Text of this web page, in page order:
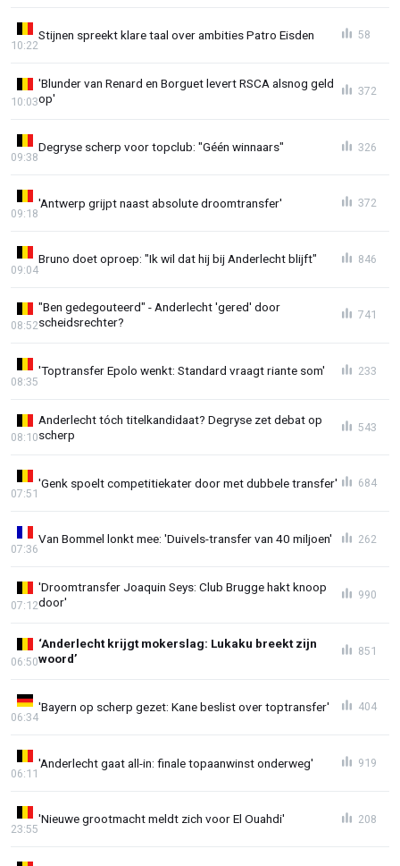
Stijnen spreekt klare taal over ambities Patro Eisden
10:22
58
'Blunder van Renard en Borguet levert RSCA alsnog geld
op'
10:03
372
Degryse scherp voor topclub: "Géén winnaars"
09:38
326
'Antwerp grijpt naast absolute droomtransfer'
09:18
372
Bruno doet oproep: "Ik wil dat hij bij Anderlecht blijft"
09:04
846
"Ben gedegouteerd" - Anderlecht 'gered' door
scheidsrechter?
08:52
741
'Toptransfer Epolo wenkt: Standard vraagt riante som'
08:35
233
Anderlecht tóch titelkandidaat? Degryse zet debat op
scherp
08:10
543
'Genk spoelt competitiekater door met dubbele transfer'
07:51
684
Van Bommel lonkt mee: 'Duivels-transfer van 40 miljoen'
07:36
262
'Droomtransfer Joaquin Seys: Club Brugge hakt knoop
door'
07:12
990
‘Anderlecht krijgt mokerslag: Lukaku breekt zijn
woord’
06:50
851
'Bayern op scherp gezet: Kane beslist over toptransfer'
06:34
404
'Anderlecht gaat all-in: finale topaanwinst onderweg'
06:11
919
'Nieuwe grootmacht meldt zich voor El Ouahdi'
23:55
208